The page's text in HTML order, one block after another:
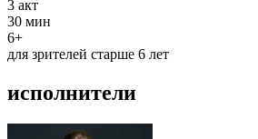
3 акт
30 мин
6+
для зрителей старше 6 лет
исполнители